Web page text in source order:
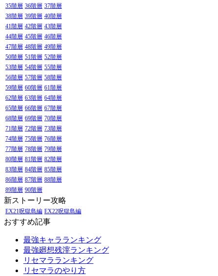
35階層 36階層 37階層
38階層 39階層 40階層
41階層 42階層 43階層
44階層 45階層 46階層
47階層 48階層 49階層
50階層 51階層 52階層
53階層 54階層 55階層
56階層 57階層 58階層
59階層 60階層 61階層
62階層 63階層 64階層
65階層 66階層 67階層
68階層 69階層 70階層
71階層 72階層 73階層
74階層 75階層 76階層
77階層 78階層 79階層
80階層 81階層 82階層
83階層 84階層 85階層
86階層 87階層 88階層
89階層 90階層
新ストーリー攻略
EX21呪獄島編 EX22呪獄島編
おすすめ記事
最強キャラランキング
最強廻想残滓ランキング
リセマラランキング
リセマラのやり方